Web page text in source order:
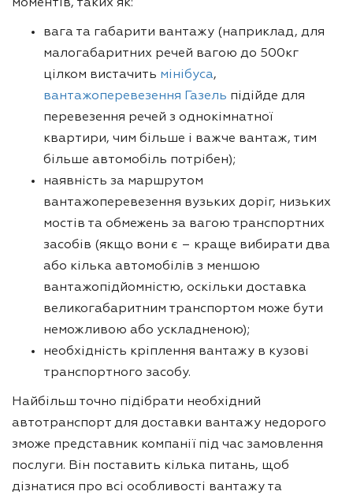
моментів, таких як:
вага та габарити вантажу (наприклад, для
малогабаритних речей вагою до 500кг
цілком вистачить мінібуса,
вантажоперевезення Газель підійде для
перевезення речей з однокімнатної
квартири, чим більше і важче вантаж, тим
більше автомобіль потрібен);
наявність за маршрутом
вантажоперевезення вузьких доріг, низьких
мостів та обмежень за вагою транспортних
засобів (якщо вони є – краще вибирати два
або кілька автомобілів з меншою
вантажопідйомністю, оскільки доставка
великогабаритним транспортом може бути
неможливою або ускладненою);
необхідність кріплення вантажу в кузові
транспортного засобу.
Найбільш точно підібрати необхідний
автотранспорт для доставки вантажу недорого
зможе представник компанії під час замовлення
послуги. Він поставить кілька питань, щоб
дізнатися про всі особливості вантажу та